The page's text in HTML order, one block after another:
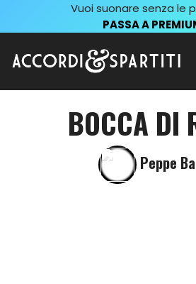
Vuoi suonare senza le
PASSA A
BOCCA DI
Peppe